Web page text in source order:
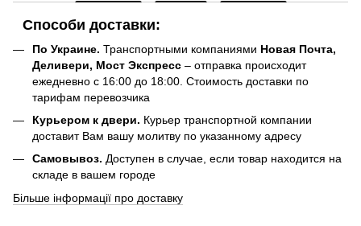
Способи доставки:
По Украине. Транспортными компаниями Новая Почта,
Деливери, Мост Экспресс – отправка происходит
ежедневно с 16:00 до 18:00. Стоимость доставки по
тарифам перевозчика
Курьером к двери. Курьер транспортной компании
доставит Вам вашу молитву по указанному адресу
Самовывоз. Доступен в случае, если товар находится на
складе в вашем городе
Більше інформації про доставку